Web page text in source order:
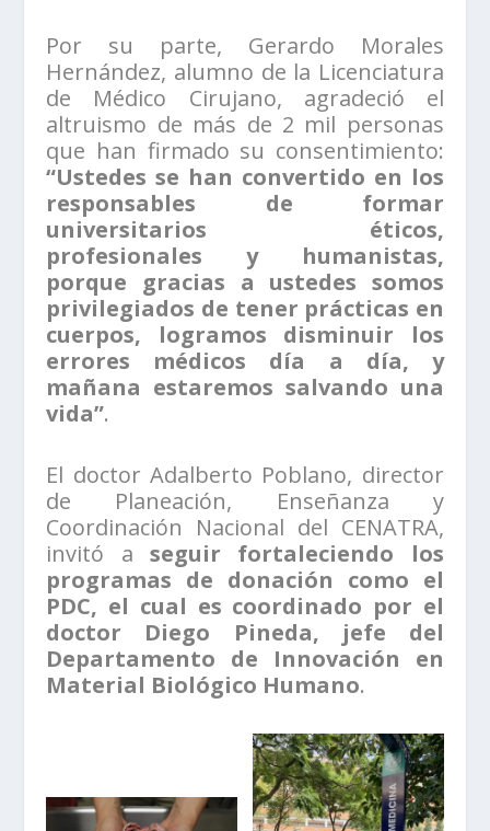
Por su parte, Gerardo Morales
Hernández, alumno de la Licenciatura
de Médico Cirujano, agradeció el
altruismo de más de 2 mil personas
que han firmado su consentimiento:
“Ustedes se han convertido en los
responsables de formar
universitarios éticos,
profesionales y humanistas,
porque gracias a ustedes somos
privilegiados de tener prácticas en
cuerpos, logramos disminuir los
errores médicos día a día, y
mañana estaremos salvando una
vida”.
El doctor Adalberto Poblano, director
de Planeación, Enseñanza y
Coordinación Nacional del CENATRA,
invitó a seguir fortaleciendo los
programas de donación como el
PDC, el cual es coordinado por el
doctor Diego Pineda, jefe del
Departamento de Innovación en
Material Biológico Humano.